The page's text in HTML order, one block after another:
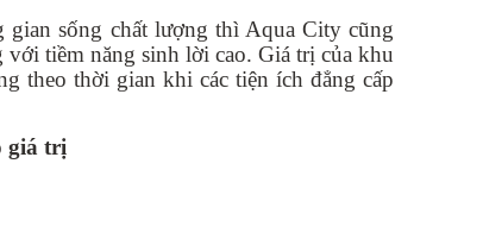
gian sống chất lượng thì Aqua City cũng
tiềm năng sinh lời cao. Giá trị của khu
theo thời gian khi các tiện ích đẳng cấp
giá trị